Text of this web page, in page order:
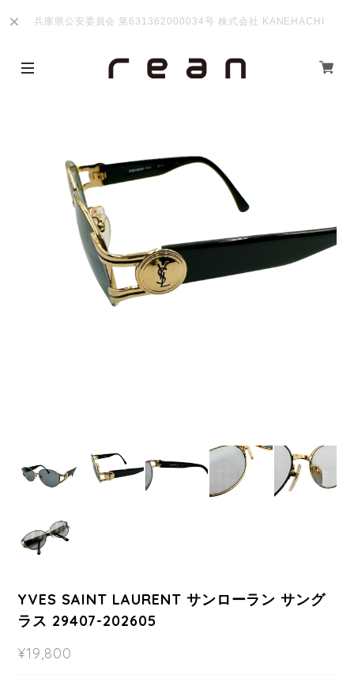
兵庫県公安委員会 第631362000034号 株式会社 KANEHACHI
YVES SAINT LAURENT サンローラン サング
ラス 29407-202605
¥19,800